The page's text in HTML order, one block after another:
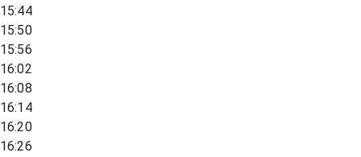
15:44
15:50
15:56
16:02
16:08
16:14
16:20
16:26